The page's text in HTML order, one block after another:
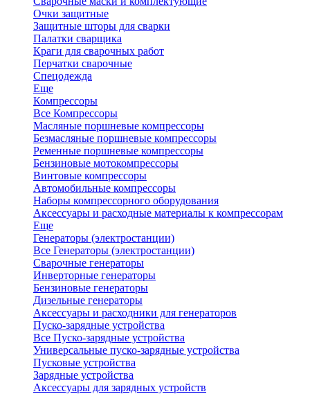
Очки защитные
Защитные шторы для сварки
Палатки сварщика
Краги для сварочных работ
Перчатки сварочные
Спецодежда
Еще
Компрессоры
Все Компрессоры
Масляные поршневые компрессоры
Безмасляные поршневые компрессоры
Ременные поршневые компрессоры
Бензиновые мотокомпрессоры
Винтовые компрессоры
Автомобильные компрессоры
Наборы компрессорного оборудования
Аксессуары и расходные материалы к компрессорам
Еще
Генераторы (электростанции)
Все Генераторы (электростанции)
Сварочные генераторы
Инверторные генераторы
Бензиновые генераторы
Дизельные генераторы
Аксессуары и расходники для генераторов
Пуско-зарядные устройства
Все Пуско-зарядные устройства
Универсальные пуско-зарядные устройства
Пусковые устройства
Зарядные устройства
Аксессуары для зарядных устройств